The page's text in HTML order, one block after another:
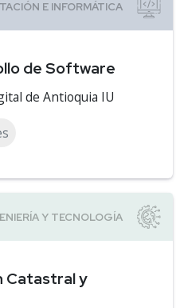
de Software
de Antioquia IU
Catastral y